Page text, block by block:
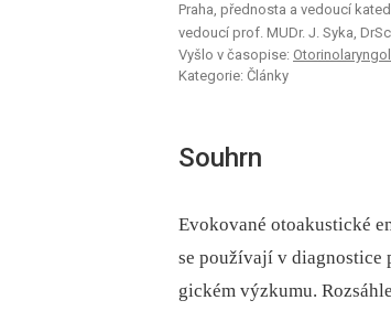
Praha, přednosta a vedoucí
vedoucí prof. MUDr. J. Syka,
Vyšlo v časopise: Otorinolaryngol
Kategorie: Články
Souhrn
Evokované otoakustické
se používají v
gickém výzkumu.